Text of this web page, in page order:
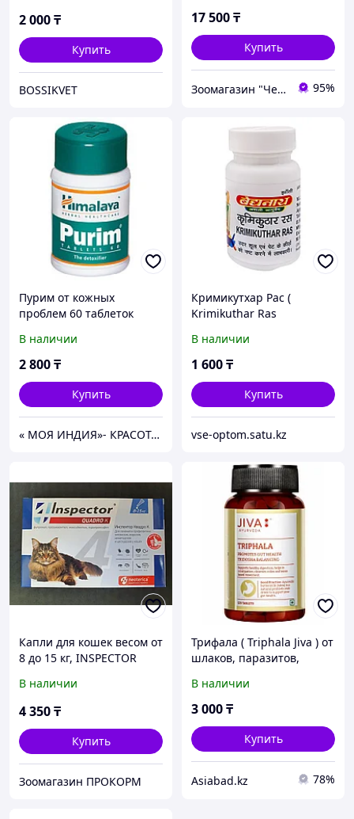
2 000₸
Купить
BOSSIKVET
17 500₸
Купить
Зоомагазин "Чемпион" 95%
Пурим от кожных
проблем 60 таблеток
В наличии
2 800₸
Купить
« МОЯ ИНДИЯ»- КРАСОТА И ЗДОРОВЬЕ!
Кримикутхар Рас (
Krimikuthar Ras
в организме 60 таб
В наличии
1 600₸
Купить
vse-optom.satu.kz
Капли для кошек весом от
8 до 15 кг, INSPECTOR
внутренних паразитов, 1
пипетка
В наличии
4 350₸
Купить
Зоомагазин ПРОКОРМ
Трифала ( Triphala Jiva ) от
шлаков, паразитов,
укрепление здоровья,
снятие тошноты 120
В наличии
3 000₸
Купить
Asiabad.kz 78%